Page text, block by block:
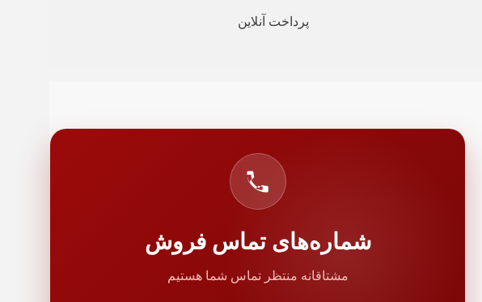
پرداخت آنلاین
شماره‌های تماس فروش
مشتاقانه منتظر تماس شما هستیم